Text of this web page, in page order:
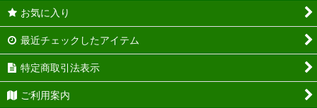
味付かずのこ
かずのこキムチ漬
お気に入り
最近チェックしたアイテム
特定商取引法表示
ご利用案内